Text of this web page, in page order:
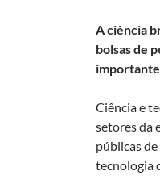
A ciência
bolsas de
Ciência e
setores da
públicas
tecnologia